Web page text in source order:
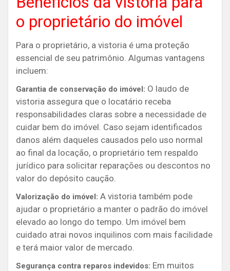
o proprietário do imóvel
Para o proprietário, a vistoria é uma proteção
essencial de seu patrimônio. Algumas vantagens
incluem:
Garantia de conservação do imóvel: O laudo de
vistoria assegura que o locatário receba
responsabilidades claras sobre a necessidade de
cuidar bem do imóvel. Caso sejam identificados
danos além daqueles causados pelo uso normal
ao final da locação, o proprietário tem respaldo
jurídico para solicitar reparações ou descontos no
valor do depósito caução.
Valorização do imóvel: A vistoria também pode
ajudar o proprietário a manter o padrão do imóvel
elevado ao longo do tempo. Um imóvel bem
cuidado atrai novos inquilinos com mais facilidade
e terá maior valor de mercado.
Segurança contra reparos indevidos: Em muitos